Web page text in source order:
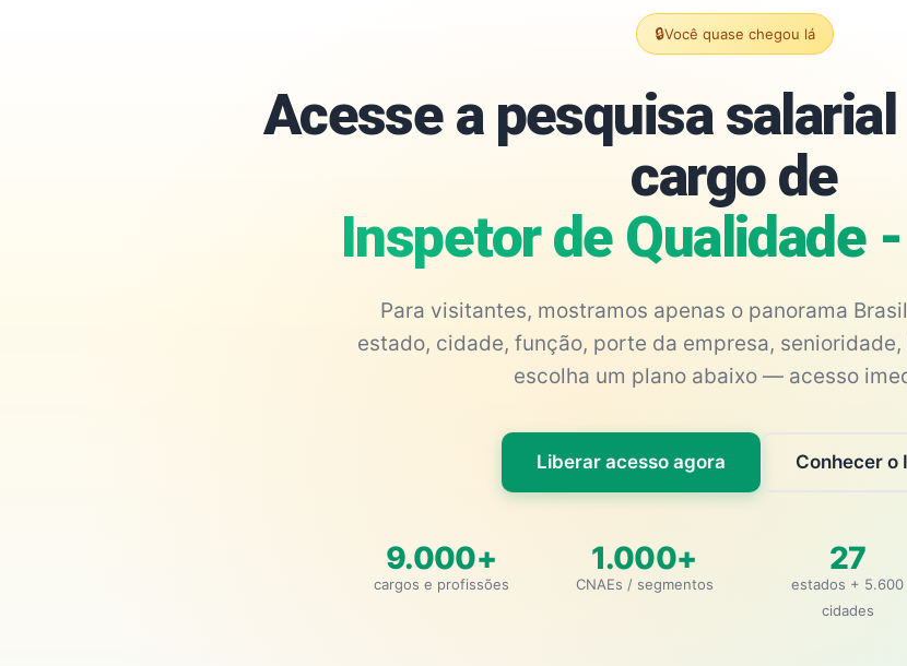
🔒Você quase chegou lá
Acesse a pesquisa
cargo de
Inspetor de Qualidade
Para visitantes, mostramos apenas o panorama
estado, cidade, função, porte da empresa, senioridade,
escolha um plano abaixo — acesso
Liberar acesso agora Conhecer o
9.000+
cargos e profissões
1.000+
CNAEs / segmentos
27
estados + 5.600
cidades